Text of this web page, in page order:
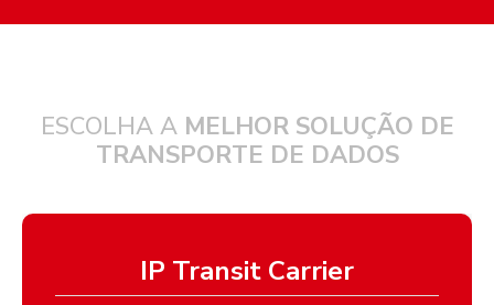
ESCOLHA A MELHOR SOLUÇÃO DE
TRANSPORTE DE DADOS
IP Transit Carrier